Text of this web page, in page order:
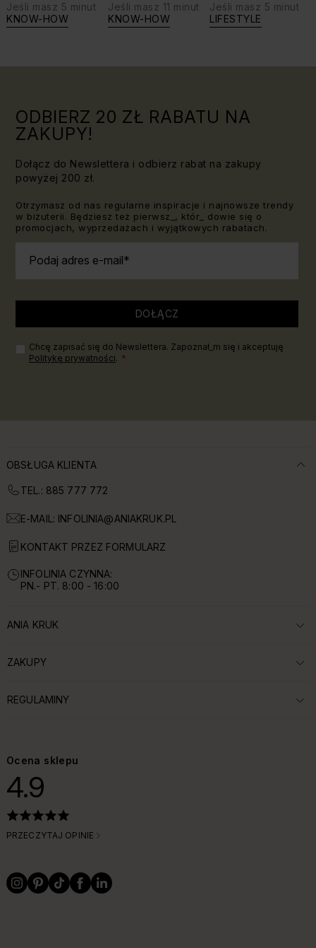
Jeśli masz 5 minut
KNOW-HOW
biżuterię?
Jeśli masz 11 minut
KNOW-HOW
swoje siły:
Jeśli masz 5 minut
LIFESTYLE
ODBIERZ 20 ZŁ RABATU NA
ZAKUPY!
Dołącz do Newslettera i odbierz rabat na zakupy
powyżej 200 zł.
Otrzymasz od nas regularne inspiracje i najnowsze trendy
w biżuterii. Będziesz też pierwsz_, któr_ dowie się o
promocjach, wyprzedażach i wyjątkowych rabatach.
Podaj adres e-mail
DOŁĄCZ
Chcę zapisać się do Newslettera. Zapoznał_m się i akceptuję
Politykę prywatności.
OBSŁUGA KLIENTA
TEL.: 885 777 772
E-MAIL: INFOLINIA@ANIAKRUK.PL
KONTAKT PRZEZ FORMULARZ
INFOLINIA CZYNNA:
PN.- PT. 8:00 - 16:00
ROZWIŃ SEKCJĘ:
ANIA KRUK
ROZWIŃ SEKCJĘ:
ZAKUPY
ROZWIŃ SEKCJĘ:
REGULAMINY
Ocena sklepu
4.9
PRZECZYTAJ OPINIE